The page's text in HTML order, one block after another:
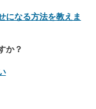
になる方法を教えま
か？